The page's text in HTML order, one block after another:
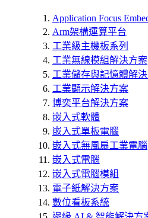
Application Focus
Arm架構運算平台
工業級主機板系列
工業無線模組解決方案
工業儲存與記憶體解
工業顯示解決方案
博奕平台解決方案
嵌入式軟體
嵌入式單板電腦
嵌入式無風扇工業電腦
嵌入式電腦
嵌入式電腦模組
電子紙解決方案
數位看板系統